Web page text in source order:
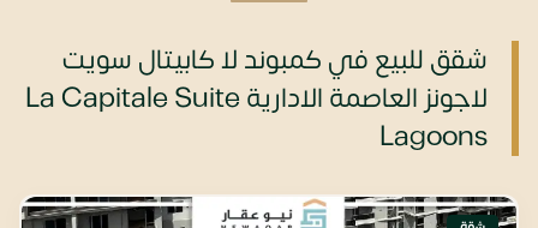
شقق للبيع في كمبوند لا كابيتال سويت
لاجونز العاصمة الادارية La Capitale Suite
Lagoons